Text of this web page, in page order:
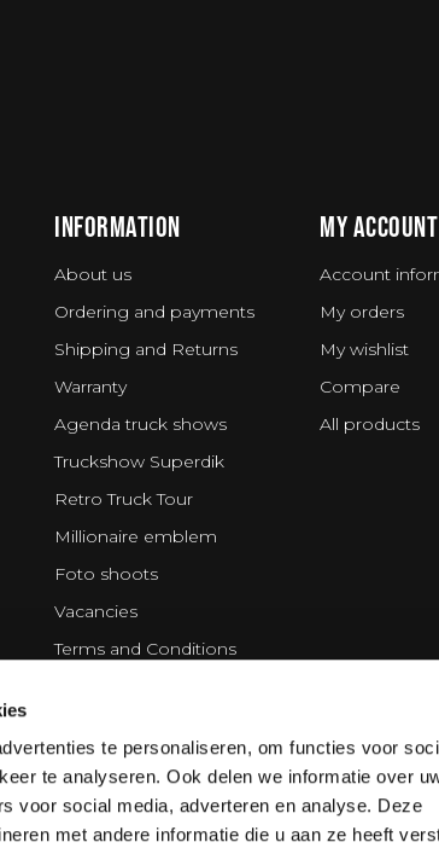
te personaliseren, om functies voor
te analyseren. Ook delen we informatie over
voor social media, adverteren en analyse. Deze
met andere informatie die u aan ze heeft
INFORMATION
About us
Ordering and payments
Shipping and Returns
Warranty
Agenda truck shows
Truckshow Superdik
Retro Truck Tour
Millionaire emblem
Foto shoots
Vacancies
Terms and Conditions
Cookie policy
Partners
MY ACCOUNT
Account
My orders
My wishlist
Compare
All products